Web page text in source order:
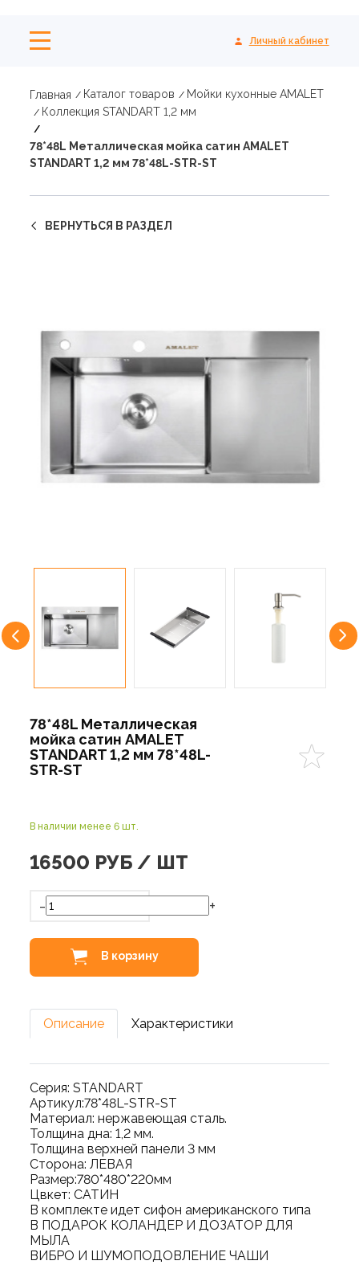
Личный кабинет
Главная Каталог товаров
Мойки кухонные AMALET
Коллекция STANDART 1,2 мм
78*48L Металлическая мойка сатин AMALET
STANDART 1,2 мм 78*48L-STR-ST
ВЕРНУТЬСЯ В РАЗДЕЛ
78*48L Металлическая
мойка сатин AMALET
STANDART 1,2 мм 78*48L-
STR-ST
В наличии менее 6 шт.
16500 РУБ / ШТ
- +
В корзину
Описание Характеристики
Серия: STANDART
Артикул:78*48L-STR-ST
Материал: нержавеющая сталь.
Толщина дна: 1,2 мм.
Толщина верхней панели 3 мм
Сторона: ЛЕВАЯ
Размер:780*480*220мм
Цвкет: САТИН
В комплекте идет сифон американского типа
В ПОДАРОК КОЛАНДЕР И ДОЗАТОР ДЛЯ
МЫЛА
ВИБРО И ШУМОПОДОВЛЕНИЕ ЧАШИ